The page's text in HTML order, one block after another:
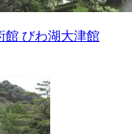
館 びわ湖大津館